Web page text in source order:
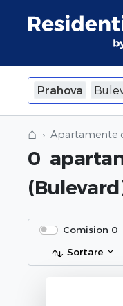
Prahova
⌂ Apartamente
0
Comision 0
Sortare